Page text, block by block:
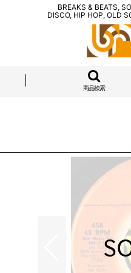
BREAKS & BEATS,
DISCO, HIP HOP, OLD
商品検索